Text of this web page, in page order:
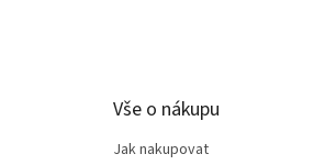
Vše o nákupu
Jak nakupovat